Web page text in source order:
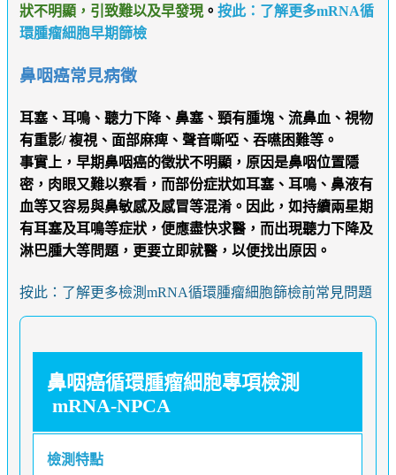
狀不明顯，引致難以及早發現。 按此：了解更多mRNA循
環腫瘤細胞早期篩檢
鼻咽癌常見病徵
耳塞、耳鳴、聽力下降、鼻塞、頸有腫塊、流鼻血、視物
有重影/ 複視、面部麻痺、聲音嘶啞、吞嚥困難等。
事實上，早期鼻咽癌的徵狀不明顯，原因是鼻咽位置隱
密，肉眼又難以察看，而部份症狀如耳塞、耳鳴、鼻液有
血等又容易與鼻敏感及感冒等混淆。因此，如持續兩星期
有耳塞及耳鳴等症狀，便應盡快求醫，而出現聽力下降及
淋巴腫大等問題，更要立即就醫，以便找出原因。
按此：了解更多檢測mRNA循環腫瘤細胞篩檢前常見問題
鼻咽癌循環腫瘤細胞專項檢測
mRNA-NPCA
檢測特點